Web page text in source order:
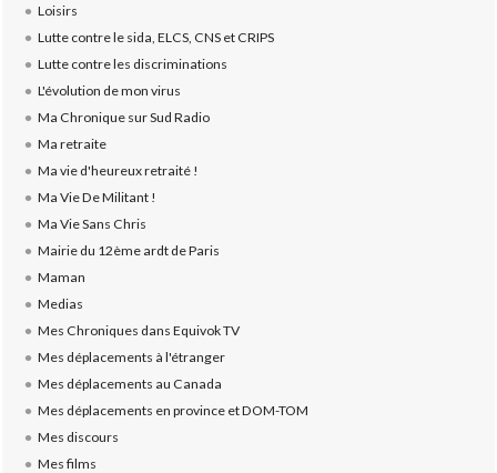
Loisirs
Lutte contre le sida, ELCS, CNS et CRIPS
Lutte contre les discriminations
L'évolution de mon virus
Ma Chronique sur Sud Radio
Ma retraite
Ma vie d'heureux retraité !
Ma Vie De Militant !
Ma Vie Sans Chris
Mairie du 12ème ardt de Paris
Maman
Medias
Mes Chroniques dans Equivok TV
Mes déplacements à l'étranger
Mes déplacements au Canada
Mes déplacements en province et DOM-TOM
Mes discours
Mes films